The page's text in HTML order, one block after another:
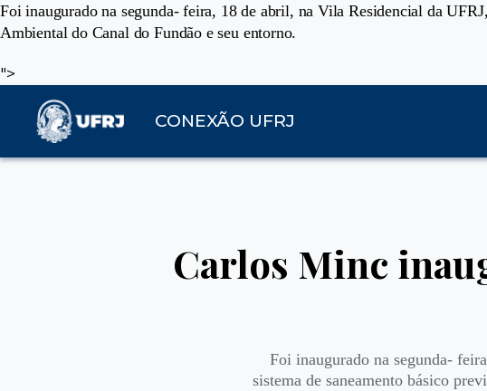
Foi inaugurado na segunda- feira, 18 de abril, na Vila Residencial da
Ambiental do Canal do Fundão e seu entorno.
">
CONEXÃO UFRJ
Carlos Minc
Foi inaugurado na segunda-
sistema de saneamento básico